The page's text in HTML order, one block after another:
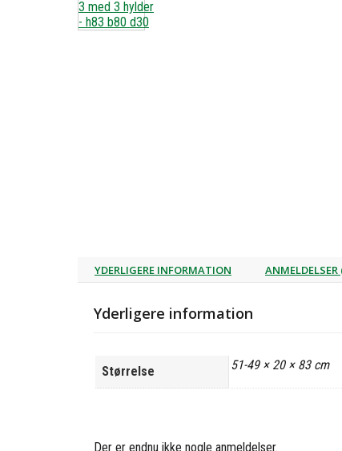
YDERLIGERE INFORMATION ANMELDELSER
Yderligere information
Størrelse 51-49 × 20 × 83 cm
Der er endnu ikke nogle anmeldelser.